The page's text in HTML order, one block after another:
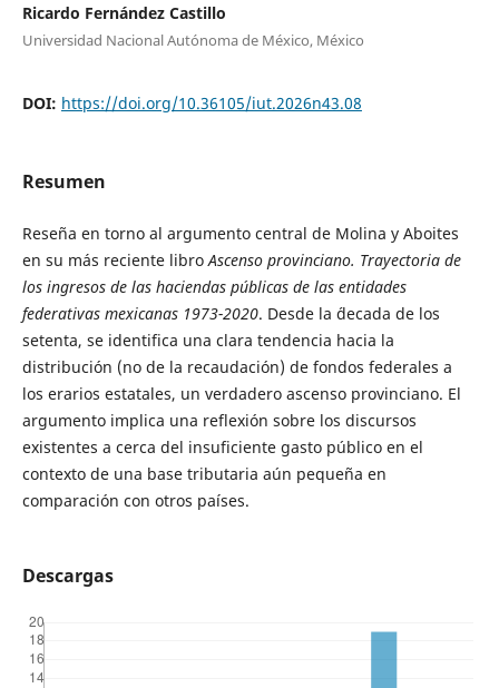
Ricardo Fernández Castillo
Universidad Nacional Autónoma de México, México
DOI: https://doi.org/10.36105/iut.2026n43.08
Resumen
Reseña en torno al argumento central de Molina y Aboites
en su más reciente libroAscenso provinciano. Trayectoria de
los ingresos de las haciendas públicas de las entidades
federativas mexicanas 1973-2020. Desde la ´decada de los
setenta, se identifica una clara tendencia hacia la
distribución (no de la recaudación) de fondos federales a
los erarios estatales, un verdadero ascenso provinciano. El
argumento implica una reflexión sobre los discursos
existentes a cerca del insuficiente gasto público en el
contexto de una base tributaria aún pequeña en
comparación con otros países.
Descargas